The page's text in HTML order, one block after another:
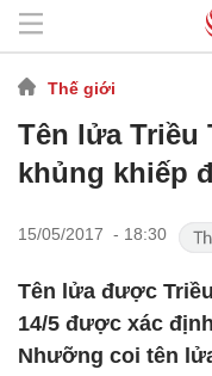
Thế giới
Tên lửa Triều
khủng khiếp
15/05/2017 - 18:30
Tên lửa được
14/5 được xác
Nhưỡng coi tên